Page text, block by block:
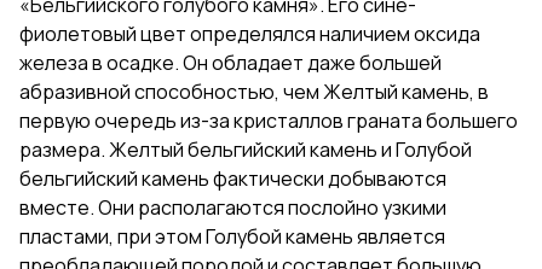
фиолетовый цвет определялся наличием оксида
железа в осадке. Он обладает даже большей
абразивной способностью, чем Желтый камень, в
первую очередь из-за кристаллов граната большего
размера. Желтый бельгийский камень и Голубой
бельгийский камень фактически добываются
вместе. Они располагаются послойно узкими
пластами, при этом Голубой камень является